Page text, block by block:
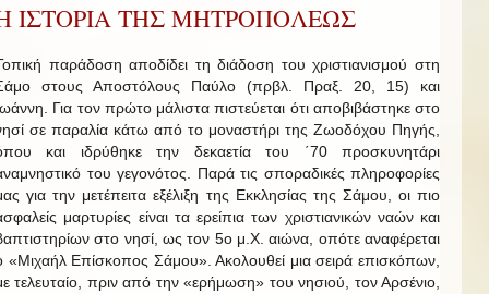
ΙΣΤΟΡΙΑ ΤΗΣ ΜΗΤΡΟΠΟΛΕΩΣ
παράδοση αποδίδει τη διάδοση του χριστιανισμού στη
στους Αποστόλους Παύλο (πρβλ. Πραξ. 20, 15) και
Για τον πρώτο μάλιστα πιστεύεται ότι αποβιβάστηκε στο
σε παραλία κάτω από το μοναστήρι της Ζωοδόχου Πηγής,
και ιδρύθηκε την δεκαετία του ΄70 προσκυνητάρι
του γεγονότος. Παρά τις σποραδικές πληροφορίες
για την μετέπειτα εξέλιξη της Εκκλησίας της Σάμου, οι πιο
μαρτυρίες είναι τα ερείπια των χριστιανικών ναών και
στο νησί, ως τον 5ο μ.Χ. αιώνα, οπότε αναφέρεται
«Μιχαήλ Επίσκοπος Σάμου». Ακολουθεί μια σειρά επισκόπων,
τελευταίο, πριν από την «ερήμωση» του νησιού, τον Αρσένιο,